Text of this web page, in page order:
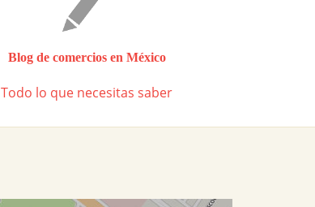
Blog de comercios en México
Todo lo que necesitas saber